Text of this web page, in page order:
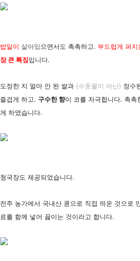
밥알이 살아있 으면서도 촉촉하고. 부드럽게 퍼
장 큰 특징입니다.
도정한 지 얼마 안 된 쌀과 (수돗물이 아닌) 정수
즐겁게 하고. 구수한 향이 코를 자극합니다. 촉촉
게 하였습니다.
청국장도 제공되었습니다.
전주 농가에서 국내산 콩으로 직접 띄운 것으로
료를 함께 넣어 끓이는 것이라고 합니다.